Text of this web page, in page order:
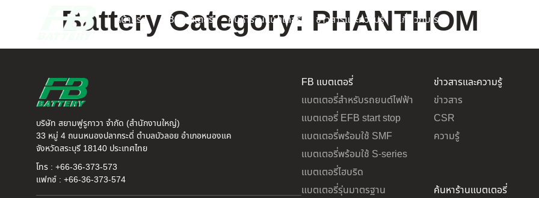
หน้าแรก FB แบตเตอรี่ ค้นหาร้านแบตเตอรี่ ข่าวสารและความรู้ เกี่ยวกับเรา
Battery Category: PHANTHOM
บริษัท สยามฟูรูกาวา จำกัด (สำนักงานใหญ่)
33 หมู่ 4 ถนนหนองปลากระดี่ ตำบลบัวลอย อำเภอหนองแค
จังหวัดสระบุรี 18140 ประเทศไทย
โทร : +66-36-373-573
แฟกซ์ : +66-36-373-574
FB แบตเตอรี่
แบตเตอรี่สำหรับรถยนต์ไฟฟ้า
แบตเตอรี่ EFB start stop
แบตเตอรี่พร้อมใช้ SMF
แบตเตอรี่พร้อมใช้ S-series
แบตเตอรี่ไฮบริด
แบตเตอรี่รุ่นมาตรฐาน
ข่าวสารและความรู้
ข่าวสาร
CSR
ความรู้
ค้นหาร้านแบตเตอรี่